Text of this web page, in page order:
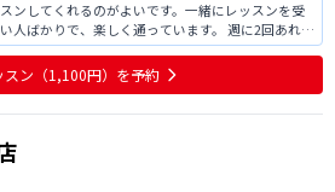
ンしてくれるのがよいです。一緒にレッスンを受
人ばかりで、楽しく通っています。 週に2回あれば
。以前からのフォームを改善して頂いたり、グリ
など、細かな点も直して頂きました。これから、
ていけそう
スン （1,100円） を予約